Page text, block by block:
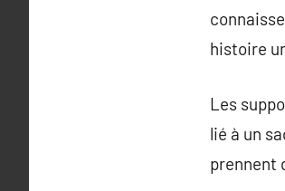
histoire
Les
lié à un
prennent